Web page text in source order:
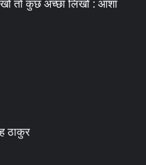
तो कुछ अच्छा लिखो : आशा
ठाकुर